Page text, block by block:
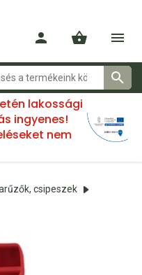
lakossági
ingyenes!
nem
csipeszek